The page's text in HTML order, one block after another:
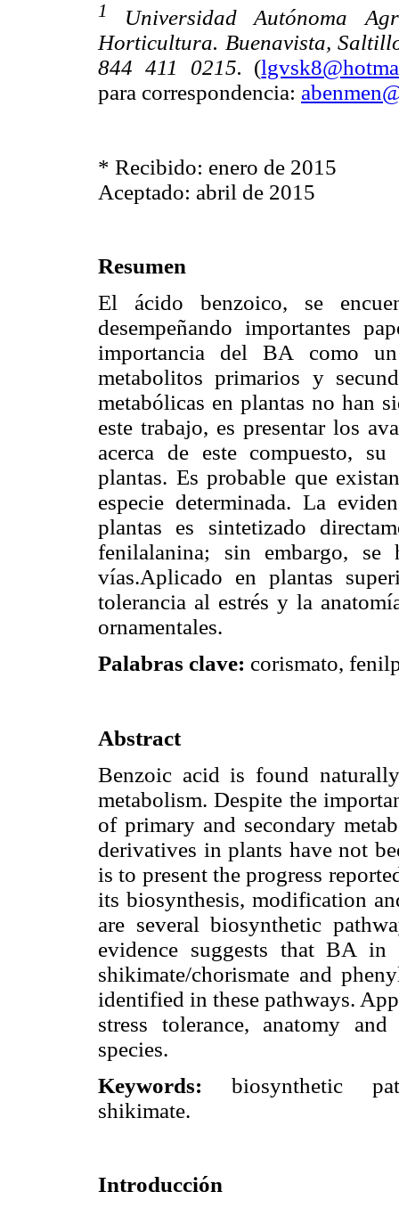
1
Universidad Autónoma
Horticultura. Buenavista,
844 411 0215. (
para correspondencia:
* Recibido: enero de 2015
Aceptado: abril de 2015
Resumen
El ácido benzoico, se
desempeñando importantes
importancia del BA como
metabolitos primarios y
metabólicas en plantas no han
este trabajo, es presentar los
acerca de este compuesto,
plantas. Es probable que
especie determinada. La
plantas es sintetizado
fenilalanina; sin embargo, se
vías.Aplicado en plantas
tolerancia al estrés y la
ornamentales.
Palabras clave: corismato,
Abstract
Benzoic acid is found
metabolism. Despite the
of primary and secondary
derivatives in plants have not
is to present the progress
its biosynthesis, modification
are several biosynthetic
evidence suggests that BA
shikimate/chorismate and
identified in these pathways.
stress tolerance, anatomy
species.
Keywords: biosynthetic
shikimate.
Introducción